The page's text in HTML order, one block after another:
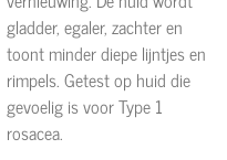
gladder, egaler, zachter en
toont minder diepe lijntjes en
rimpels. Getest op huid die
gevoelig is voor Type 1
rosacea.